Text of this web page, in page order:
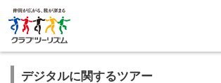
デジタルに関するツアー